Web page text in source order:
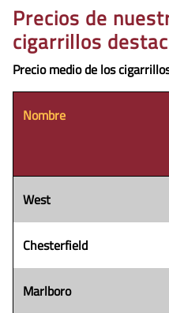
Precios de
cigarrillos
Precio medio de los
Nombre
West
Chesterfield
Marlboro